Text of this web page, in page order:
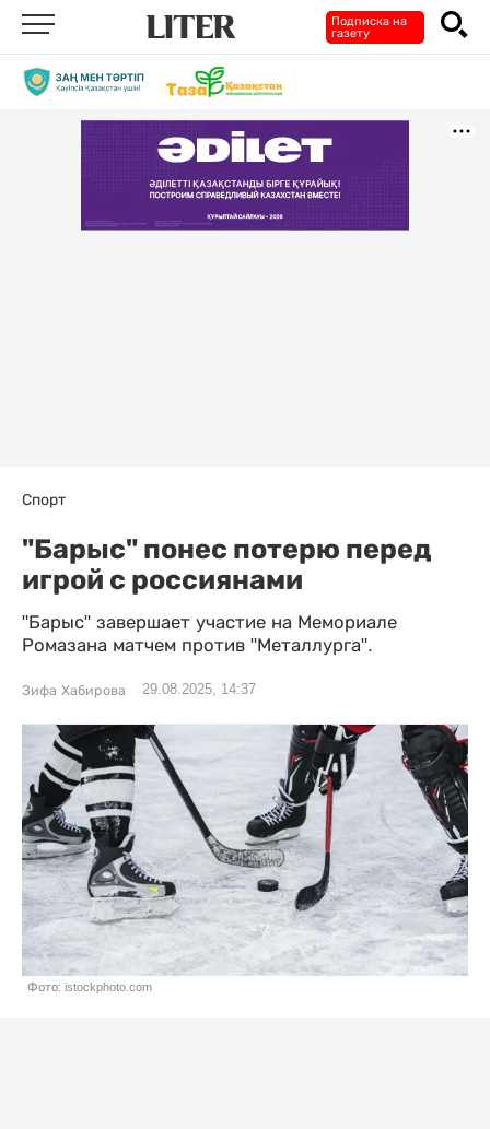
Подписка на
газету
Спорт
"Барыс" понес потерю перед
игрой с россиянами
"Барыс" завершает участие на Мемориале
Ромазана матчем против "Металлурга".
Зифа Хабирова 29.08.2025, 14:37
Фото: istockphoto.com